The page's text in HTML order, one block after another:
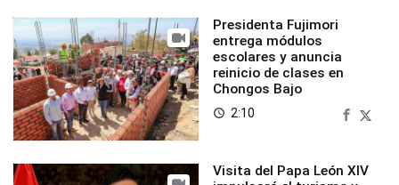
Presidenta Fujimori
entrega módulos
escolares y anuncia
reinicio de clases en
Chongos Bajo
access_time 2:10
Visita del Papa León XIV